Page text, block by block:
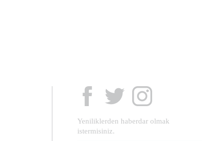
Yeniliklerden haberdar olmak
istermisiniz.